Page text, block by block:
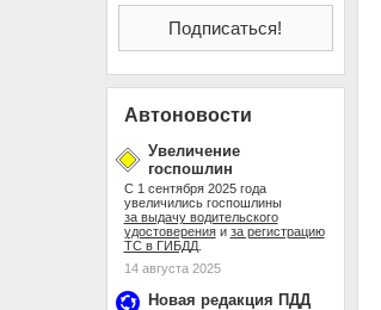
Автоновости
Увеличение
госпошлин
С 1 сентября 2025 года
увеличились госпошлины
за выдачу водительского
удостоверенияи за регистрацию
ТС в ГИБДД.
14 августа 2025
Новая редакция ПДД